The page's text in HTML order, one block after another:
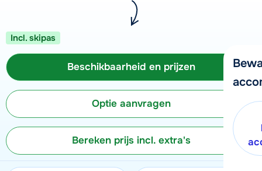
Incl. skipas
Beschikbaarheid en prijzen
Optie aanvragen
Bereken prijs incl. extra's